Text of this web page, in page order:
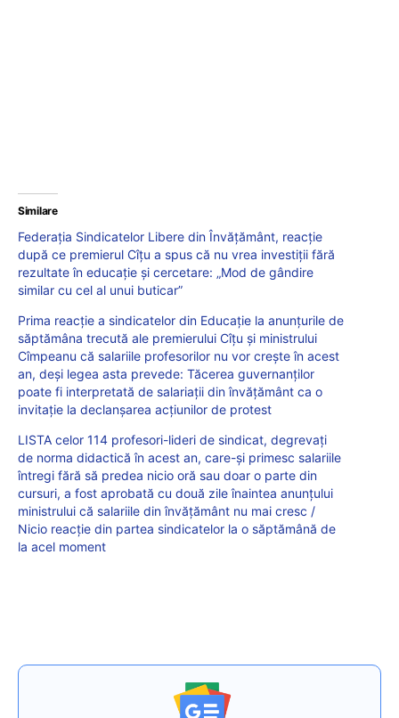
Similare
Federația Sindicatelor Libere din Învățământ, reacție
după ce premierul Cîțu a spus că nu vrea investiții fără
rezultate în educație și cercetare: „Mod de gândire
similar cu cel al unui buticar”
Prima reacție a sindicatelor din Educație la anunțurile de
săptămâna trecută ale premierului Cîțu și ministrului
Cîmpeanu că salariile profesorilor nu vor crește în acest
an, deși legea asta prevede: Tăcerea guvernanților
poate fi interpretată de salariații din învățământ ca o
invitație la declanșarea acțiunilor de protest
LISTA celor 114 profesori-lideri de sindicat, degrevați
de norma didactică în acest an, care-și primesc salariile
întregi fără să predea nicio oră sau doar o parte din
cursuri, a fost aprobată cu două zile înaintea anunțului
ministrului că salariile din învățământ nu mai cresc /
Nicio reacție din partea sindicatelor la o săptămână de
la acel moment